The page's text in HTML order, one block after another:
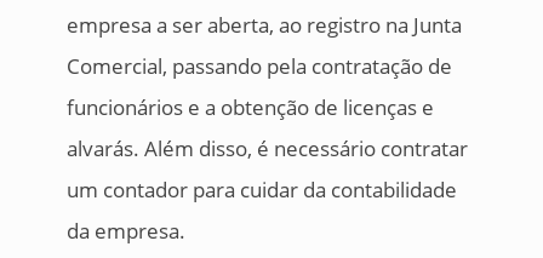
empresa a ser aberta, ao registro na Junta
Comercial, passando pela contratação de
funcionários e a obtenção de licenças e
alvarás. Além disso, é necessário contratar
um contador para cuidar da contabilidade
da empresa.